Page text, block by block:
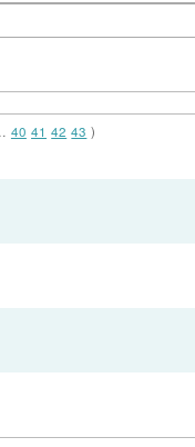
… 40 41 42 43 )